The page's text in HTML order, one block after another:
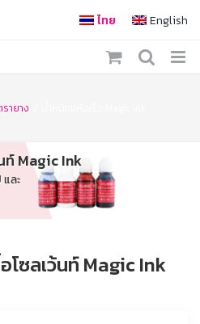
ไทย English
ายาง
ท์ Magic Ink
ละ
โซลเว้นท์ Magic Ink